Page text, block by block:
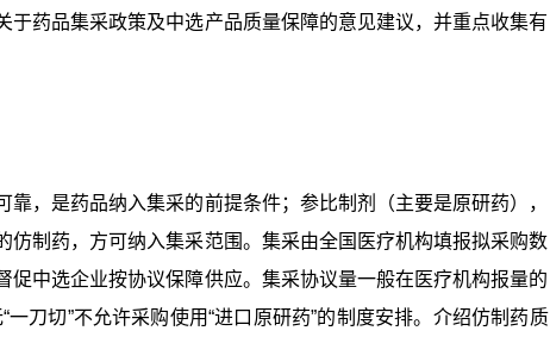
药品集采政策及中选产品质量保障的意见建议，并重点收集有
，是药品纳入集采的前提条件；参比制剂（主要是原研药），
制药，方可纳入集采范围。集采由全国医疗机构填报拟采购数
中选企业按协议保障供应。集采协议量一般在医疗机构报量的
刀切”不允许采购使用“进口原研药”的制度安排。介绍仿制药质